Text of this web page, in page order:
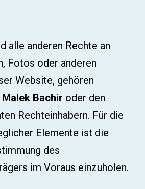
alle anderen Rechte an
Fotos oder anderen
Website, gehören
Malek Bachir oder den
Rechteinhabern. Für die
Elemente ist die
des
im Voraus einzuholen.